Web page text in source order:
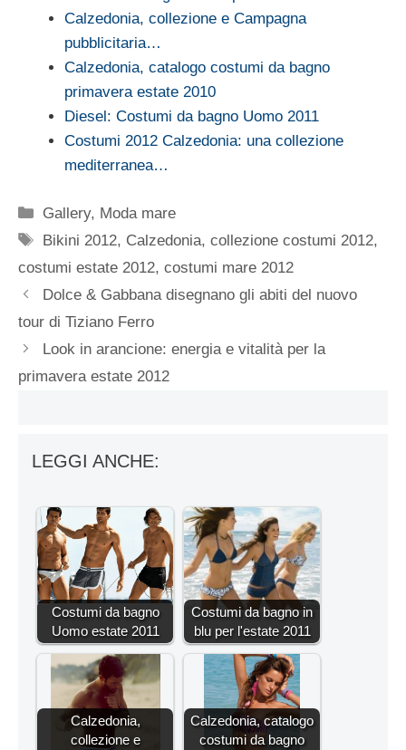
Calzedonia, collezione e Campagna
pubblicitaria…
Calzedonia, catalogo costumi da bagno
primavera estate 2010
Diesel: Costumi da bagno Uomo 2011
Costumi 2012 Calzedonia: una collezione
mediterranea…
Categorie
Gallery, Moda mare
Tag
Bikini 2012, Calzedonia,collezione costumi 2012,
costumi estate 2012, costumi mare 2012
Dolce & Gabbana disegnano gli abiti del nuovo
tour di Tiziano Ferro
Look in arancione: energia e vitalità per la
primavera estate 2012
LEGGI ANCHE:
Costumi da bagno
Uomo estate 2011
Costumi da bagno in
blu per l'estate 2011
Calzedonia,
collezione e
Calzedonia, catalogo
costumi da bagno